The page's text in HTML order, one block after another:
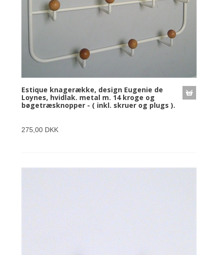
Estique knagerække, design Eugenie de
Loynes, hvidlak. metal m. 14 kroge og
bøgetræsknopper - ( inkl. skruer og plugs ).
275,00 DKK